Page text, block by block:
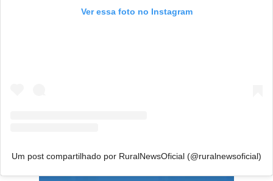
Ver essa foto no Instagram
Um post compartilhado por RuralNewsOficial (@ruralnewsoficial)